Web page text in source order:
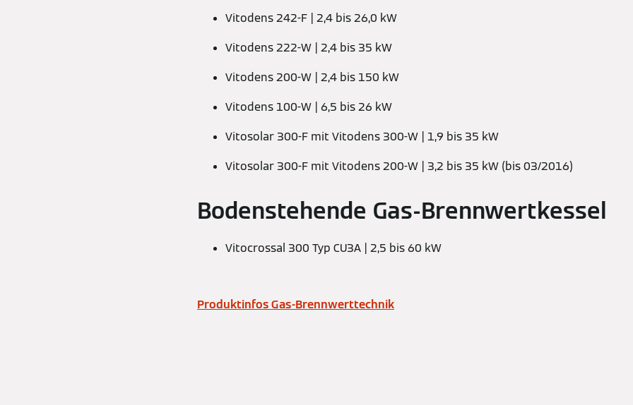
Vitodens 242-F | 2,4 bis 26,0 kW
Vitodens 222-W | 2,4 bis 35 kW
Vitodens 200-W | 2,4 bis 150 kW
Vitodens 100-W | 6,5 bis 26 kW
Vitosolar 300-F mit Vitodens 300-W | 1,9 bis 35 kW
Vitosolar 300-F mit Vitodens 200-W | 3,2 bis 35 kW (bis 03/2016)
Bodenstehende Gas-Brennwertkessel
Vitocrossal 300 Typ CU3A | 2,5 bis 60 kW
Produktinfos Gas-Brennwerttechnik